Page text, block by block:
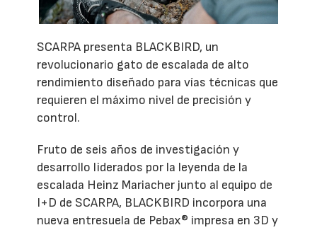
SCARPA presenta BLACKBIRD, un
revolucionario gato de escalada de alto
rendimiento diseñado para vías técnicas que
requieren el máximo nivel de precisión y
control.
Fruto de seis años de investigación y
desarrollo liderados por la leyenda de la
escalada Heinz Mariacher junto al equipo de
I+D de SCARPA, BLACKBIRD incorpora una
nueva entresuela de Pebax® impresa en 3D y